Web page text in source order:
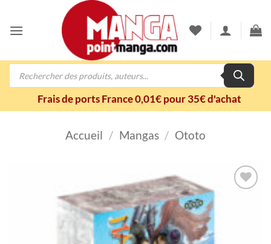
contenu
Recherche
Frais de ports France 0,01€ pour 35€ d'achat
Accueil / Mangas / Ototo